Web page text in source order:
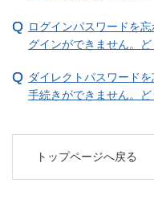
ログインパスワードを
グインができません。ど
ダイレクトパスワード
手続きができません。ど
トップページへ戻る